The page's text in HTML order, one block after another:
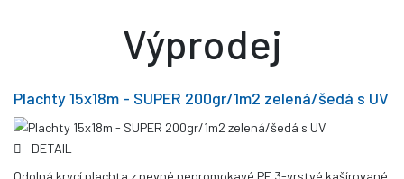
Výprodej
Plachty 15x18m - SUPER 200gr/1m2 zelená/šedá s UV
DETAIL
Odolná krycí plachta z pevné nepromokavé PE 3-vrstvé kašírované